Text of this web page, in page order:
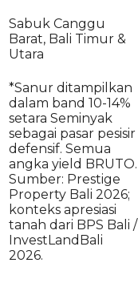
Sabuk Canggu
Barat, Bali Timur &
Utara
*Sanur ditampilkan
dalam band 10-14%
setara Seminyak
sebagai pasar pesisir
defensif. Semua
angka yield BRUTO.
Sumber: Prestige
Property Bali 2026;
konteks apresiasi
tanah dari BPS Bali /
InvestLandBali
2026.